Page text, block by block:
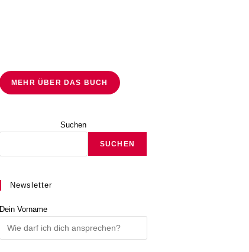
MEHR ÜBER DAS BUCH
Suchen
SUCHEN
Newsletter
Dein Vorname